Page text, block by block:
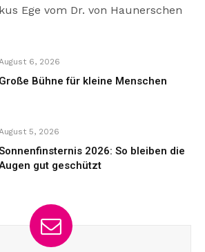
Ege vom Dr. von Haunerschen
6, 2026
Große Bühne für kleine Menschen
5, 2026
2026: So bleiben die
gut geschützt